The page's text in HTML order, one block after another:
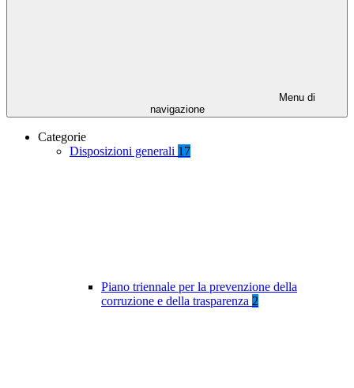
Menu di
navigazione
Categorie
Disposizioni generali 17
Piano triennale per la prevenzione della
corruzione e della trasparenza 2